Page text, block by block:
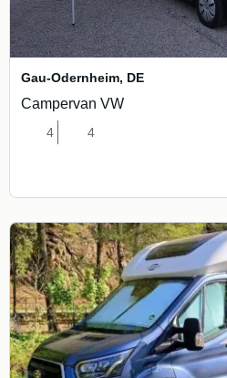
Gau-Odernheim, DE
Campervan VW
4 4